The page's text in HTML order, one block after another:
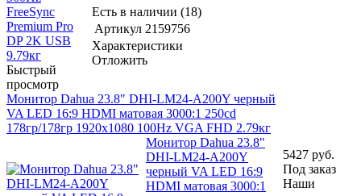
Быстрый
просмотр
Есть в наличии (18)
Артикул 2159756
Характеристики
Отложить
Монитор Dahua 23.8" DHI-LM24-A200Y черный
VA LED 16:9 HDMI матовая 3000:1 250cd
178гр/178гр 1920x1080 100Hz VGA FHD 2.79кг
Монитор Dahua 23.8"
DHI-LM24-A200Y
черный VA LED 16:9
HDMI матовая 3000:1
5427 руб.
Под заказ
Наши